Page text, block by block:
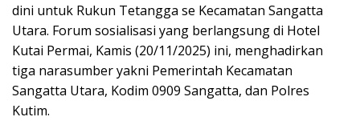
dini untuk Rukun Tetangga se Kecamatan Sangatta
Utara. Forum sosialisasi yang berlangsung di Hotel
Kutai Permai, Kamis (20/11/2025) ini, menghadirkan
tiga narasumber yakni Pemerintah Kecamatan
Sangatta Utara, Kodim 0909 Sangatta, dan Polres
Kutim.